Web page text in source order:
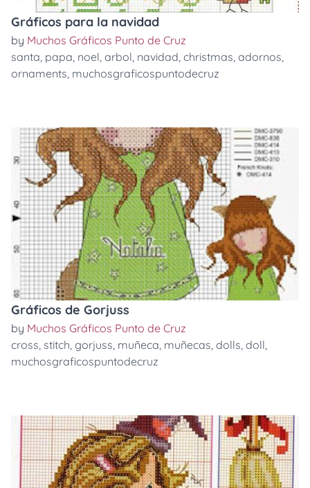
Gráficos para la navidad
by Muchos Gráficos Punto de Cruz
santa, papa, noel, arbol, navidad, christmas, adornos,
ornaments, muchosgraficospuntodecruz
Gráficos de Gorjuss
by Muchos Gráficos Punto de Cruz
cross, stitch, gorjuss, muñeca, muñecas, dolls, doll,
muchosgraficospuntodecruz